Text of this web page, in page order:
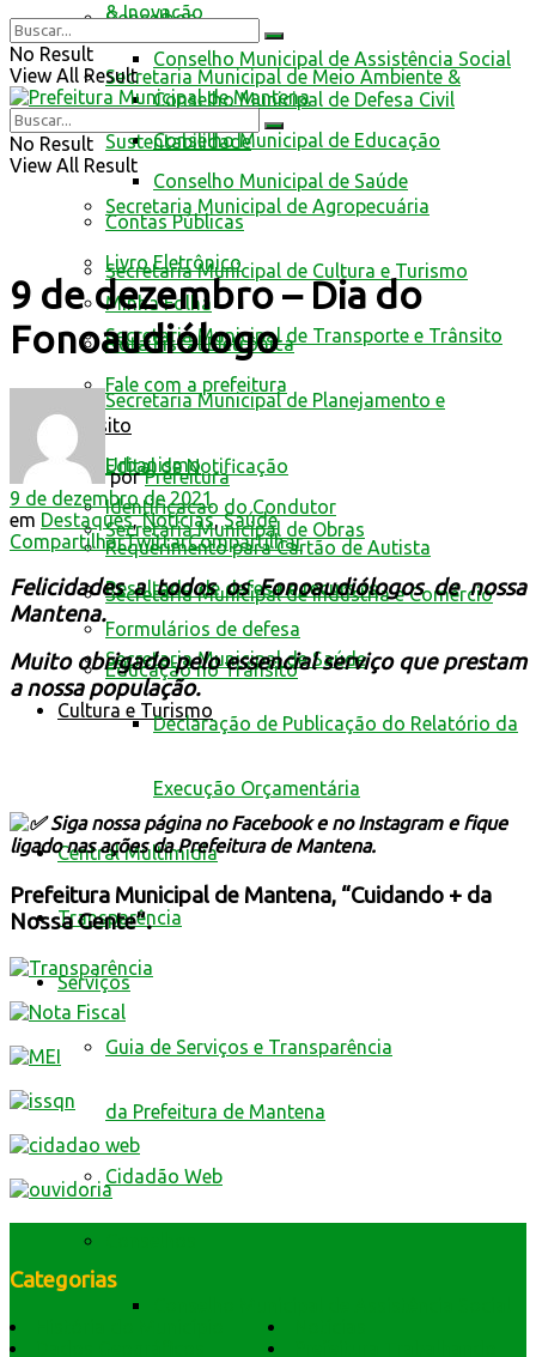
Conselhos
Conselho Municipal de Assistência Social
Conselho Municipal de Defesa Civil
Conselho Municipal de Educação
Conselho Municipal de Saúde
Contas Públicas
Livro Eletrônico
Minha Folha
Nota Fiscal Eletrônica
Fale com a prefeitura
Trânsito
Edital de Notificação
Identificacao do Condutor
Requerimento para Cartão de Autista
Resultado de defesa e recursos
Formulários de defesa
Educação no Trânsito
Cultura e Turismo
& Inovação
Secretaria Municipal de Meio Ambiente &
Sustentabilidade
Secretaria Municipal de Agropecuária
Secretaria Municipal de Cultura e Turismo
Secretaria Municipal de Transporte e Trânsito
Secretaria Municipal de Planejamento e
Urbanismo
Secretaria Municipal de Obras
Secretaria Municipal de Indústria e Comércio
Secretaria Municipal de Saúde
Declaração de Publicação do Relatório da
Execução Orçamentária
Central Multimídia
Transparência
Serviços
Guia de Serviços e Transparência
da Prefeitura de Mantena
Cidadão Web
No Result
View All Result
No Result
View All Result
9 de dezembro – Dia do
Fonoaudiólogo
por Prefeitura
9 de dezembro de 2021
em Destaques,Notícias,Saúde
CompartilharTwittarCompartilhar
Felicidades a todos os Fonoaudiólogos de nossa
Mantena.
Muito obrigado pelo essencial serviço que prestam
a nossa população.
Siga nossa página no Facebook e no Instagram e fique
ligado nas ações da Prefeitura de Mantena.
Prefeitura Municipal de Mantena, “Cuidando + da
Nossa Gente”.
Categorias